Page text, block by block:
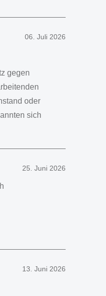
06. Juli 2026
gegen
oder
sich
25. Juni 2026
13. Juni 2026